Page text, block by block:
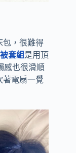
包，很難得
套組是用頂
感也很滑順
著電扇一覺